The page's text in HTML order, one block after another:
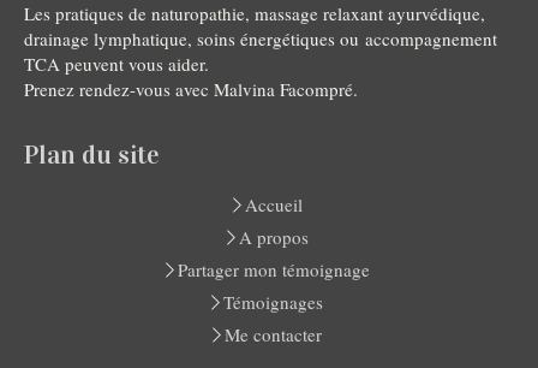
Les pratiques de naturopathie, massage relaxant ayurvédique,
drainage lymphatique, soins énergétiques ou accompagnement
TCA peuvent vous aider.
Prenez rendez-vous avec Malvina Facompré.
Plan du site
Accueil
A propos
Partager mon témoignage
Témoignages
Me contacter